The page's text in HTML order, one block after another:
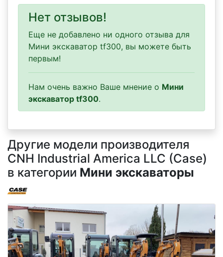
Нет отзывов!
Еще не добавлено ни одного отзыва для
Мини экскаватор tf300, вы можете быть
первым!
Нам очень важно Ваше мнение о Мини
экскаватор tf300.
Другие модели производителя
CNH Industrial America LLC (Case)
в категории Мини экскаваторы